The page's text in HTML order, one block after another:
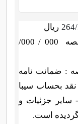
ریال
000 / 000/
: ضمانت نامه
بحساب سیبا
آمل- سایر جزئیات و
گردیده است.